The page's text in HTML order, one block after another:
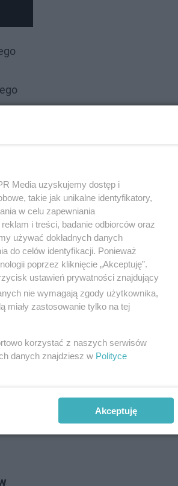
już w najbliższych
ze Stomilem
Media uzyskujemy dostęp i
takie jak unikalne identyfikatory,
w celu zapewniania
i treści, badanie odbiorców oraz
używać dokładnych danych
do celów identyfikacji. Ponieważ
poprzez kliknięcie „Akceptuję”.
ustawień prywatności znajdujący
nie wymagają zgody użytkownika,
miały zastosowanie tylko na tej
korzystać z naszych serwisów
danych znajdziesz w Polityce
Akceptuję